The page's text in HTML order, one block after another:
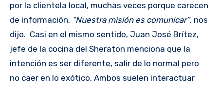
por la clientela local, muchas veces porque carecen
de información. “Nuestra misión es comunicar”, nos
dijo. Casi en el mismo sentido, Juan José Brítez,
jefe de la cocina del Sheraton menciona que la
intención es ser diferente, salir de lo normal pero
no caer en lo exótico. Ambos suelen interactuar